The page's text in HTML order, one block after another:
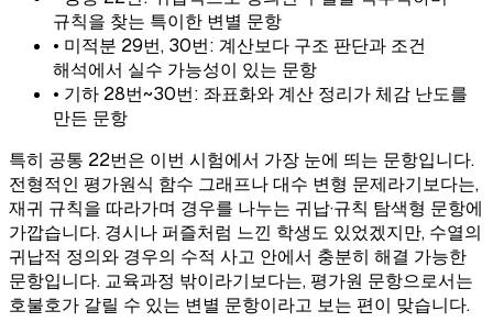
규칙을 찾는 특이한 변별 문항
• 미적분 29번, 30번: 계산보다 구조 판단과 조건
해석에서 실수 가능성이 있는 문항
• 기하 28번~30번: 좌표화와 계산 정리가 체감 난도를
만든 문항
특히 공통 22번은 이번 시험에서 가장 눈에 띄는 문항입니다.
전형적인 평가원식 함수 그래프나 대수 변형 문제라기보다는,
재귀 규칙을 따라가며 경우를 나누는 귀납·규칙 탐색형 문항에
가깝습니다. 경시나 퍼즐처럼 느낀 학생도 있었겠지만, 수열의
귀납적 정의와 경우의 수적 사고 안에서 충분히 해결 가능한
문항입니다. 교육과정 밖이라기보다는, 평가원 문항으로서는
호불호가 갈릴 수 있는 변별 문항이라고 보는 편이 맞습니다.